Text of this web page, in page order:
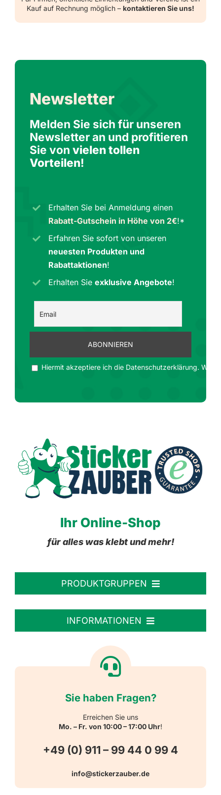
Kauf auf Rechnung möglich – kontaktieren Sie uns!
Newsletter
Melden Sie sich für unseren
Newsletter an und profitieren
Sie von vielen tollen
Vorteilen!
Erhalten Sie bei Anmeldung einen
Rabatt-Gutschein in Höhe von 2€!*
Erfahren Sie sofort von unseren
neuesten Produkten und
Rabattaktionen!
Erhalten Sieexklusive Angebote!
Hiermit akzeptiere ich die Datenschutzerklärung. Wir
Ihr Online-Shop
für alles was klebt und mehr!
PRODUKTGRUPPEN
Personalisierte Aufkleber
Reflektierende Aufkleber
Warn-, Gebots-, Verbots- und
Hinweisaufkleber
INFORMATIONEN
Versandarten
Sie haben Fragen?
Erreichen Sie uns
Mo. – Fr. von 10:00 – 17:00 Uhr!
+49 (0) 911 – 99 44 0 99 4
info@stickerzauber.de